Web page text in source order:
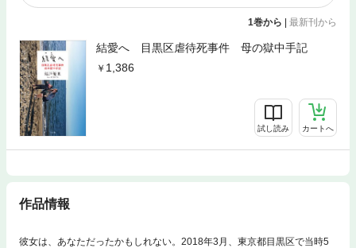
1巻から | 最新刊から
結愛へ 目黒区虐待死事件 母の獄中手記
1,386
試し読み カートへ
作品情報
彼女は、あなただったかもしれない。2018年3月、東京都目黒区で当時5